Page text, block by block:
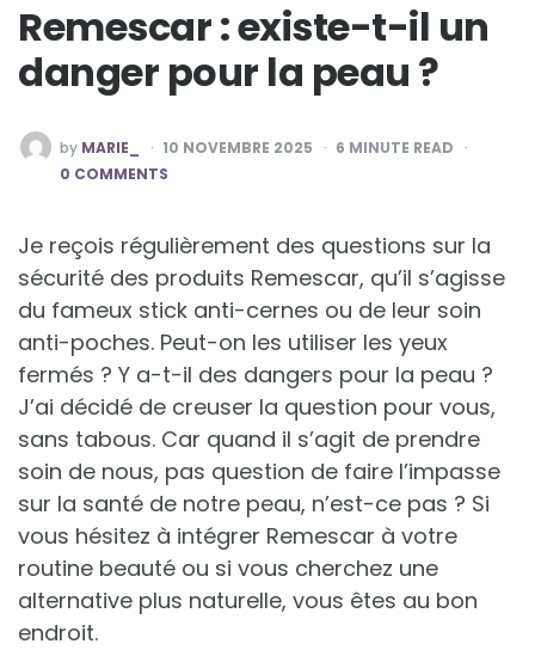
Remescar : existe-t-il un
danger pour la peau ?
POSTED
BY
by MARIE_ 10 NOVEMBRE 2025 6 MINUTE READ
0 COMMENTS
Je reçois régulièrement des questions sur la
sécurité des produits Remescar, qu’il s’agisse
du fameux stick anti-cernes ou de leur soin
anti-poches. Peut-on les utiliser les yeux
fermés ? Y a-t-il des dangers pour la peau ?
J’ai décidé de creuser la question pour vous,
sans tabous. Car quand il s’agit de prendre
soin de nous, pas question de faire l’impasse
sur la santé de notre peau, n’est-ce pas ? Si
vous hésitez à intégrer Remescar à votre
routine beauté ou si vous cherchez une
alternative plus naturelle, vous êtes au bon
endroit.